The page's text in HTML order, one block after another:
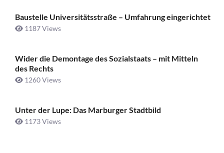
Baustelle Universitätsstraße ­– Umfahrung eingerichtet
1187 Views
Wider die Demontage des Sozialstaats – mit Mitteln
des Rechts
1260 Views
Unter der Lupe: Das Marburger Stadtbild
1173 Views